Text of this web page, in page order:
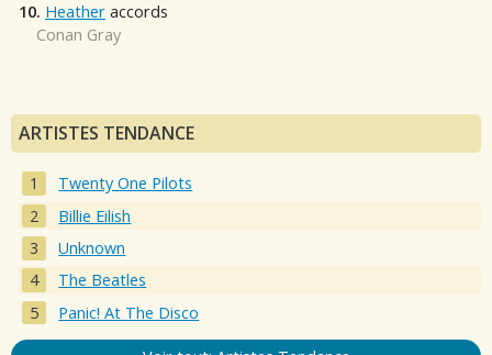
10. Heather accords
Conan Gray
ARTISTES TENDANCE
Twenty One Pilots
Billie Eilish
Unknown
The Beatles
Panic! At The Disco